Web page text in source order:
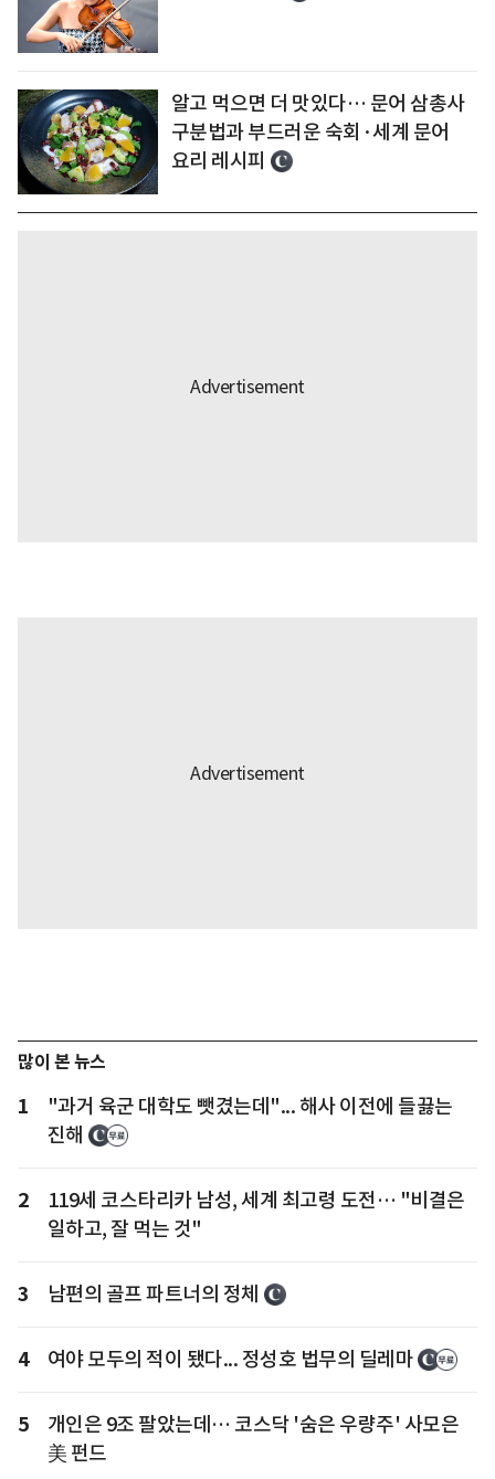
알고 먹으면 더 맛있다… 문어 삼총사
구분법과 부드러운 숙회·세계 문어
요리 레시피
많이 본 뉴스
1
"과거 육군 대학도 뺏겼는데"... 해사 이전에 들끓는
진해
2
119세 코스타리카 남성, 세계 최고령 도전… "비결은
일하고, 잘 먹는 것"
3 남편의 골프 파트너의 정체
4 여야 모두의 적이 됐다... 정성호 법무의 딜레마
5
개인은 9조 팔았는데… 코스닥 '숨은 우량주' 사모은
美 펀드